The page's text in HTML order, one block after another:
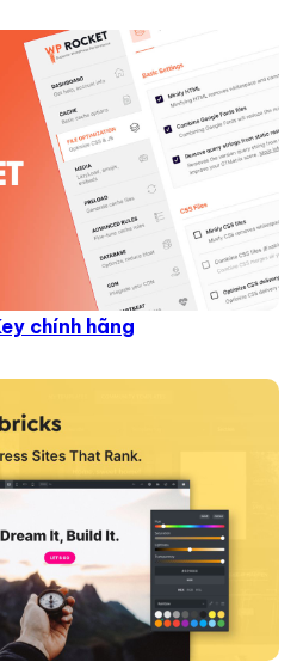
chính hãng